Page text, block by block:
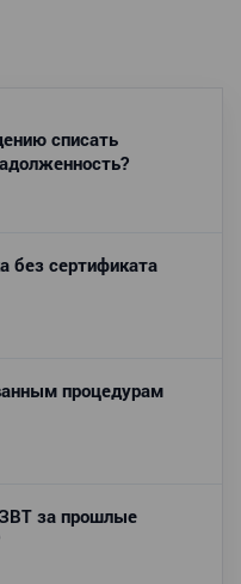
списать
сертификата
процедурам
за прошлые